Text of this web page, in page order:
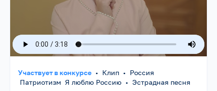
Участвует в конкурсе • Клип • Россия
Патриотизм Я люблю Россию • Эстрадная песня